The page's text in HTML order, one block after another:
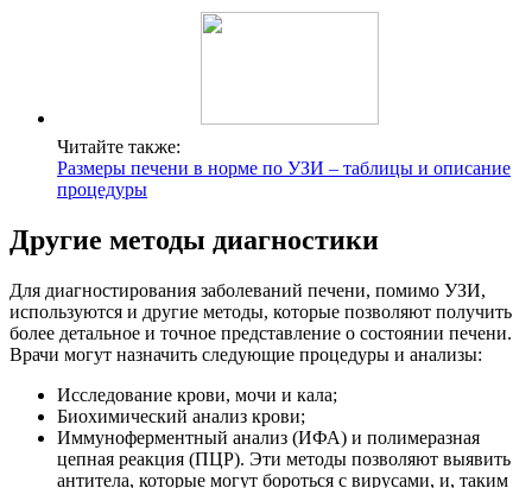
Читайте также:
Размеры печени в норме по УЗИ – таблицы и описание
процедуры
Другие методы диагностики
Для диагностирования заболеваний печени, помимо УЗИ,
используются и другие методы, которые позволяют получить
более детальное и точное представление о состоянии печени.
Врачи могут назначить следующие процедуры и анализы:
Исследование крови, мочи и кала;
Биохимический анализ крови;
Иммуноферментный анализ (ИФА) и полимеразная
цепная реакция (ПЦР). Эти методы позволяют выявить
антитела, которые могут бороться с вирусами, и, таким